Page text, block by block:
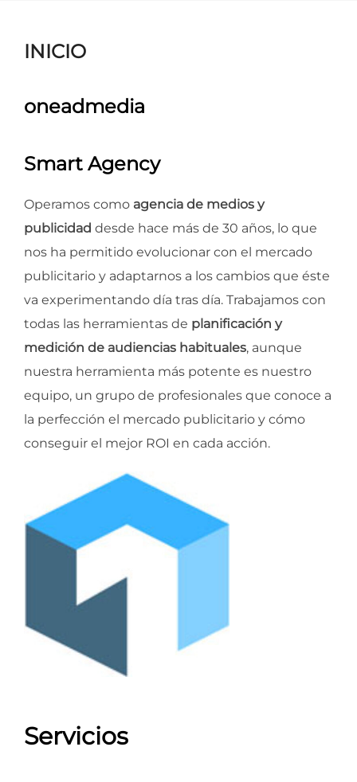
INICIO
oneadmedia
Smart Agency
Operamos como agencia de medios y
publicidad desde hace más de 30 años, lo que
nos ha permitido evolucionar con el mercado
publicitario y adaptarnos a los cambios que éste
va experimentando día tras día. Trabajamos con
todas las herramientas de planificación y
medición de audiencias habituales, aunque
nuestra herramienta más potente es nuestro
equipo, un grupo de profesionales que conoce a
la perfección el mercado publicitario y cómo
conseguir el mejor ROI en cada acción.
Servicios